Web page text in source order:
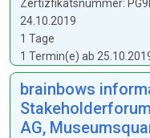
Zertizfikatsnummer:
24.10.2019
1 Tage
1 Termin(e) ab
brainbows
AG,